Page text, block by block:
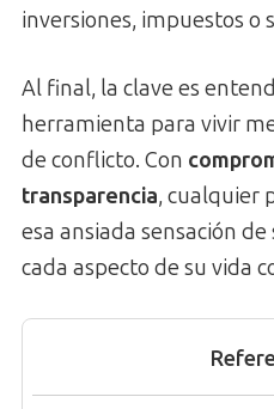
inversiones, impuestos o
Al final, la clave es
herramienta para vivir
de conflicto. Con
transparencia, cualquier
esa ansiada sensación
cada aspecto de su vida